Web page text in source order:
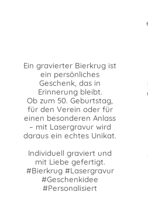
Ein gravierter Bierkrug ist
ein persönliches
Geschenk, das in
Erinnerung bleibt.
Ob zum 50. Geburtstag,
für den Verein oder für
einen besonderen Anlass
– mit Lasergravur wird
daraus ein echtes Unikat.
Individuell graviert und
mit Liebe gefertigt.
#Bierkrug #Lasergravur
#Geschenkidee
#Personalisiert